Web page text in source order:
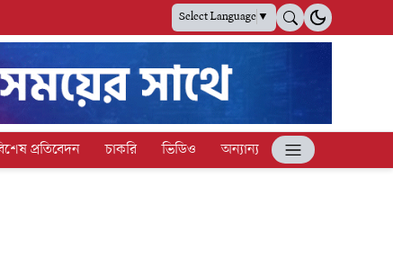
Select Language▼
প্রতিবেদন চাকরি ভিডিও অন্যান্য